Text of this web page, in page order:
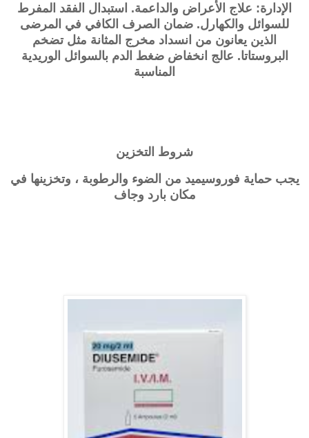
الإدارة: علاج الأعراض والداعمة. استبدال الفقد المفرط
للسوائل والكهارل. ضمان الصرف الكافي في المرضى
الذين يعانون من انسداد مخرج المثانة مثل تضخم
البروستاتا. عالج انخفاض ضغط الدم بالسوائل الوريدية
المناسبة
شروط التخزين
يجب حماية فوروسيميد من الضوء والرطوبة ، وتخزينها في
مكان بارد وجاف